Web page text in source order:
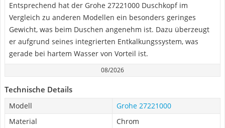
Entsprechend hat der Grohe 27221000 Duschkopf im
Vergleich zu anderen Modellen ein besonders geringes
Gewicht, was beim Duschen angenehm ist. Dazu überzeugt
er aufgrund seines integrierten Entkalkungssystem, was
gerade bei hartem Wasser von Vorteil ist.
08/2026
Technische Details
Modell
Grohe 27221000
Material
Chrom